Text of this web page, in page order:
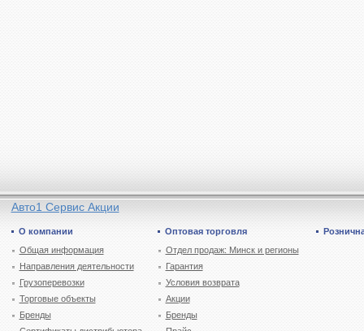
Авто1 Сервис Акции
О компании
Общая информация
Направления деятельности
Грузоперевозки
Торговые объекты
Бренды
Оптовая торговля
Отдел продаж: Минск и регионы
Гарантия
Условия возврата
Акции
Бренды